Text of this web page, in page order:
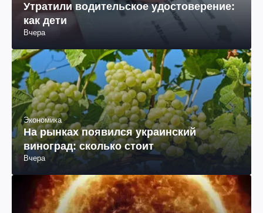
Утратили водительское удостоверение:
как дети
Вчера
Экономика
На рынках появился украинский
виноград: сколько стоит
Вчера